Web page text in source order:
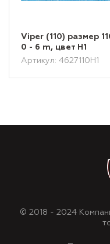
Viper (110) размер
0 - 6 m, цвет H1
Артикул: 4627110H1
© 2018 - 2024